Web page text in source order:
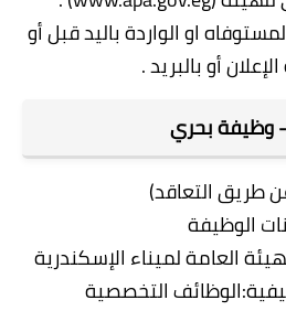
او الواردة باليد قبل أو
أو بالبريد .
وظيفة بحري
طريق التعاقد)
الوظيفة
العامة لميناء الإسكندرية
التخصصية